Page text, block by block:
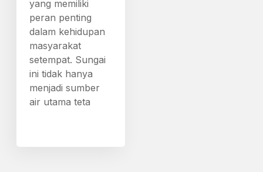
yang memiliki
peran penting
dalam kehidupan
masyarakat
setempat. Sungai
ini tidak hanya
menjadi sumber
air utama teta